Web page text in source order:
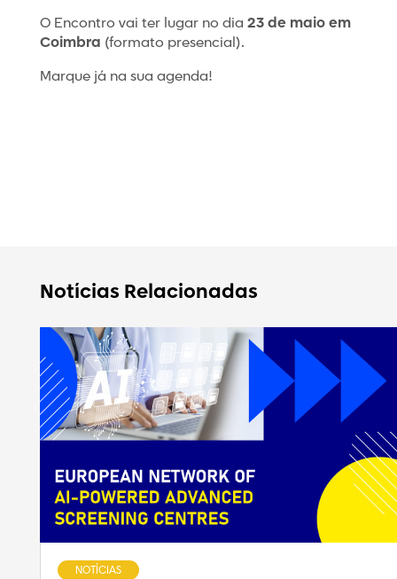
O Encontro vai ter lugar no dia 23 de maio em
Coimbra (formato presencial).
Marque já na sua agenda!
Notícias Relacionadas
NOTÍCIAS